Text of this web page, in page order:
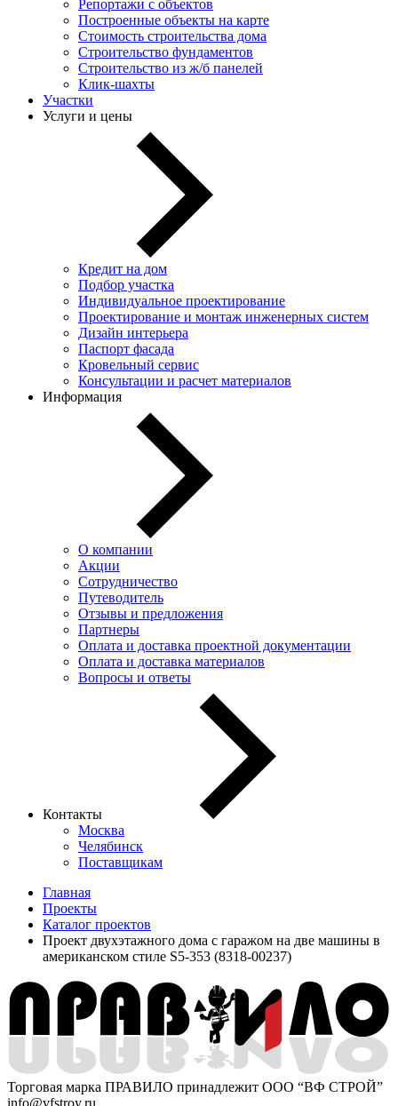
Репортажи с объектов
Построенные объекты на карте
Стоимость строительства дома
Строительство фундаментов
Строительство из ж/б панелей
Клик-шахты
Участки
Услуги и цены
Кредит на дом
Подбор участка
Индивидуальное проектирование
Проектирование и монтаж инженерных систем
Дизайн интерьера
Паспорт фасада
Кровельный сервис
Консультации и расчет материалов
Информация
О компании
Акции
Сотрудничество
Путеводитель
Отзывы и предложения
Партнеры
Оплата и доставка проектной документации
Оплата и доставка материалов
Вопросы и ответы
Контакты
Москва
Челябинск
Поставщикам
Главная
Проекты
Каталог проектов
Проект двухэтажного дома с гаражом на две машины в
американском стиле S5-353 (8318-00237)
Торговая марка ПРАВИЛО принадлежит ООО “ВФ СТРОЙ”